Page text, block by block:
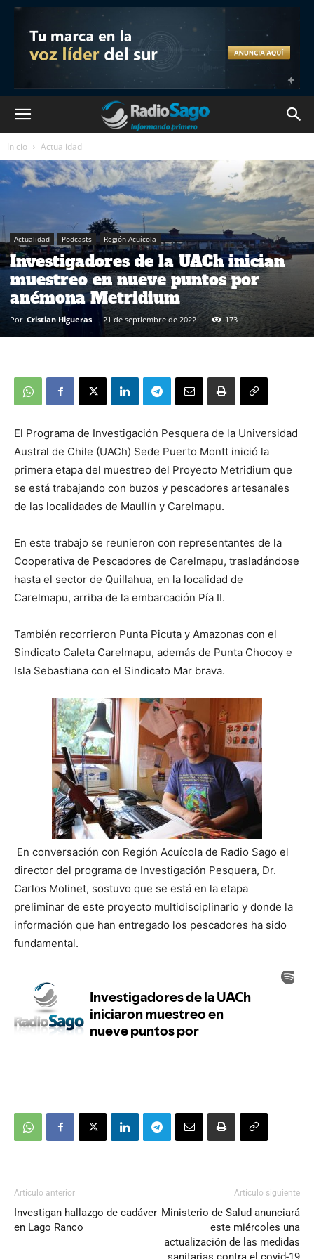
Inicio Actualidad
Actualidad Podcasts Región Acuícola
Investigadores de la UACh inician
muestreo en nueve puntos por
anémona Metridium
Por Cristian Higueras - 21 de septiembre de 2022 173
El Programa de Investigación Pesquera de la Universidad
Austral de Chile (UACh) Sede Puerto Montt inició la
primera etapa del muestreo del Proyecto Metridium que
se está trabajando con buzos y pescadores artesanales
de las localidades de Maullín y Carelmapu.
En este trabajo se reunieron con representantes de la
Cooperativa de Pescadores de Carelmapu, trasladándose
hasta el sector de Quillahua, en la localidad de
Carelmapu, arriba de la embarcación Pía II.
También recorrieron Punta Picuta y Amazonas con el
Sindicato Caleta Carelmapu, además de Punta Chocoy e
Isla Sebastiana con el Sindicato Mar brava.
En conversación con Región Acuícola de Radio Sago el
director del programa de Investigación Pesquera, Dr.
Carlos Molinet, sostuvo que se está en la etapa
preliminar de este proyecto multidisciplinario y donde la
información que han entregado los pescadores ha sido
fundamental.
Artículo anterior
Investigan hallazgo de cadáver
en Lago Ranco
Artículo siguiente
Ministerio de Salud anunciará
este miércoles una
actualización de las medidas